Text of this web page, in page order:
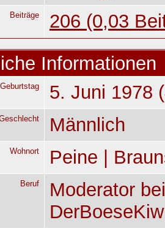
Beiträge
206 (0,03
Informationen
Geburtstag 5. Juni 1978
Männlich
Wohnort Peine |
Beruf
Moderator bei